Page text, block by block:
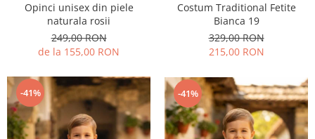
Opinci unisex din piele
naturala rosii
249,00 RON
de la 155,00 RON
Costum Traditional Fetite
Bianca 19
329,00 RON
215,00 RON
-41% -41%